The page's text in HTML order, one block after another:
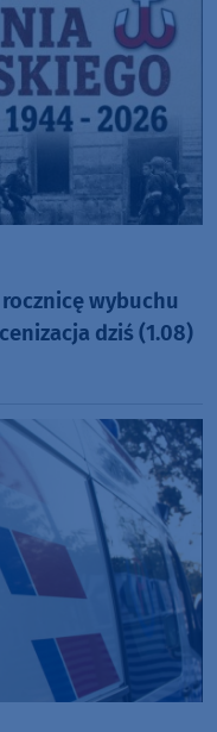
wybuchu
dziś (1.08)